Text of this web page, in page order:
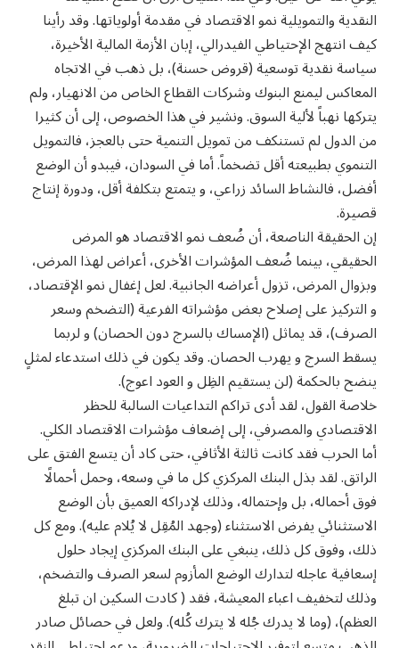
النقدية والتمويلية نمو الاقتصاد في مقدمة أولوياتها. وقد رأينا
كيف انتهج الإحتياطي الفيدرالي، إبان الأزمة المالية الأخيرة،
سياسة نقدية توسعية (قروض حسنة)، بل ذهب في الاتجاه
المعاكس ليمنع البنوك وشركات القطاع الخاص من الانهيار، ولم
يتركها نهباً لألية السوق. ونشير في هذا الخصوص، إلى أن كثيرا
من الدول لم تستنكف من تمويل التنمية حتى بالعجز، فالتمويل
التنموي بطبيعته أقل تضخماً. أما في السودان، فيبدو أن الوضع
أفضل، فالنشاط السائد زراعي، و يتمتع بتكلفة أقل، ودورة إنتاج
قصيرة.
إن الحقيقة الناصعة، أن ضُعف نمو الاقتصاد هو المرض
الحقيقي، بينما ضُعف المؤشرات الأخرى، أعراض لهذا المرض،
وبزوال المرض، تزول أعراضه الجانبية. لعل إغفال نمو الإقتصاد،
و التركيز على إصلاح بعض مؤشراته الفرعية (التضخم وسعر
الصرف)، قد يماثل (الإمساك بالسرج دون الحصان) و لربما
يسقط السرج و يهرب الحصان. وقد يكون في ذلك استدعاء لمثلٍ
ينضح بالحكمة (لن يستقيم الظِل و العود اعوج).
خلاصة القول، لقد أدى تراكم التداعيات السالبة للحظر
الاقتصادي والمصرفي، إلى إضعاف مؤشرات الاقتصاد الكلي.
أما الحرب فقد كانت ثالثة الأثافي، حتى كاد أن يتسع الفتق على
الراتق. لقد بذل البنك المركزي كل ما في وسعه، وحمل أحمالًا
فوق أحماله، بل وإحتماله، وذلك لإدراكه العميق بأن الوضع
الاستثنائي يفرض الاستثناء (وجهد المُقِل لا يُلام عليه). ومع كل
ذلك، وفوق كل ذلك، ينبغي على البنك المركزي إيجاد حلول
إسعافية عاجله لتدارك الوضع المأزوم لسعر الصرف والتضخم،
وذلك لتخفيف اعباء المعيشة، فقد ( كادت السكين ان تبلغ
العظم)، (وما لا يدرك جُله لا يترك كُله). ولعل في حصائل صادر